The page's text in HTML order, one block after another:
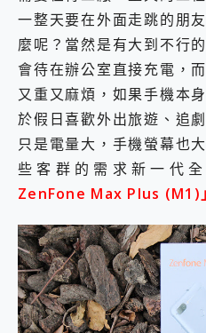
是螢幕也是電視! 一機超多用途「MSI微星 Modern MD272UPSW 27型」 4K IPS 輕薄商用智慧聯網螢幕 開箱 評測
您的專屬AI 助手 Yoga Slim 7 Aura Edition 觸控AI筆電 開箱 評測
realme 14 Pro 超硬軍規、冰感變色實測，realme 14 5G 遊戲戰鬥值爆表，效能x娛樂全都要！
iPhone、Apple Watch、AirPods耳機 三個設備充電一起搞定 ONPRO MagReact™ M3 3 in 1可攜摺疊無線充電器 開箱 評測
動靜皆宜「HUAWEI FreeArc」開放式
好玩好拍 vivo V50 ~ 口袋裡的 Zeiss 潮流攝影棚!
25種洗烘模式一機搞定! Roborock 衣莉莎白 H1 Neo分子篩洗脫烘 AI 滾筒洗衣機
給 MSI Claw 系列電競掌機 最完美的家 MSI Nest Docking Station 掌機專屬擴充底座 開箱 評測
B&O 精品級音響!
2億 APO蔡司長焦神機降臨~ vivo X200 Pro、vivo X200 就是這麼好拍
EaseUS Vocal Remover 免費線上去聲器一鍵去除人聲 人聲 音樂分離 2024 消除人聲推薦
3 個超值 MHN 飛人工具分享~~ iToolab AnyGo 魔物獵人 Now飛人 ios教學 不出門也可以到處走
Locawhere AnyTo 寶可夢飛人 AnyTo 不出門也可以飛遍全世界
小體積 40000mAh 超大容量 一次充5個設備 充好充
一整天要在外面走跳的朋
麼呢？當然是有大到不行
會待在辦公室直接充電，
又重又麻煩，如果手機本
於假日喜歡外出旅遊、追
只是電量大，手機螢幕也
些客群的需求新一代
ZenFone Max Plus (M1)」